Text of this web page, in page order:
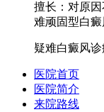
擅长：对原
难顽固型白癜
疑难白癜风
医院首页
医院简介
来院路线